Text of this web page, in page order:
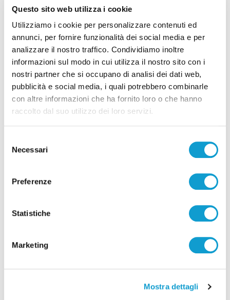
Questo sito web utilizza i cookie
Utilizziamo i cookie per personalizzare contenuti ed
annunci, per fornire funzionalità dei social media e per
analizzare il nostro traffico. Condividiamo inoltre
informazioni sul modo in cui utilizza il nostro sito con i
nostri partner che si occupano di analisi dei dati web,
pubblicità e social media, i quali potrebbero combinarle
con altre informazioni che ha fornito loro o che hanno
raccolto dal suo utilizzo dei loro servizi.
delNecessari
Preferenze
Statistiche
Marketing
Mostra dettagli
di Rossella Luciani
Pubblicità